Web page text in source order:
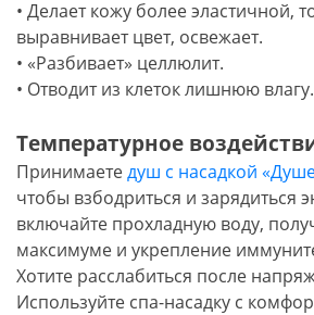
• Делает кожу более эластичной,
выравнивает цвет, освежает.
• «Разбивает» целлюлит.
• Отводит из клеток лишнюю влагу.
Температурное
Принимаетедуш с насадкой
чтобы взбодриться и зарядиться
включайте прохладную воду,
максимуме и укрепление
Хотите расслабиться после
Используйте спа-насадку с